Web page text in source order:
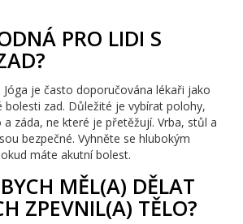
PRO LIDI S
Jóga je často doporučována lékaři jako
bolesti zad. Důležité je vybírat polohy,
záda, ne které je přetěžují. Vrba, stůl a
bezpečné. Vyhněte se hlubokým
máte akutní bolest.
MĚL(A) DĚLAT
ZPEVNIL(A) TĚLO?